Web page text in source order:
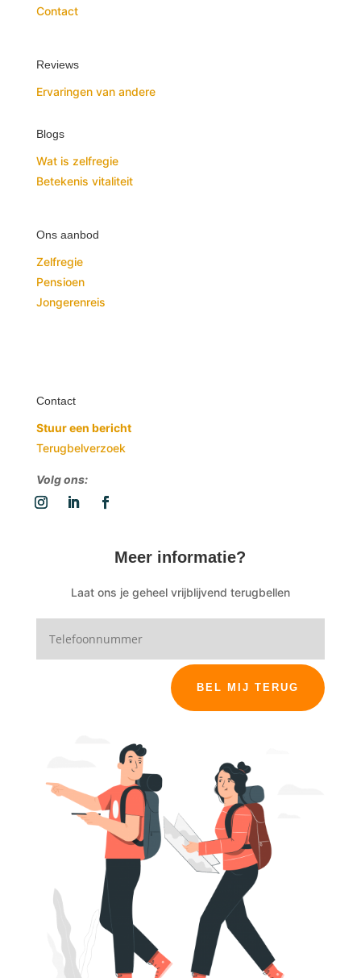
Contact
Reviews
Ervaringen van andere
Blogs
Wat is zelfregie
Betekenis vitaliteit
Ons aanbod
Zelfregie
Pensioen
Jongerenreis
Contact
Stuur een bericht
Terugbelverzoek
Volg ons:
Meer informatie?
Laat ons je geheel vrijblijvend terugbellen
BEL MIJ TERUG